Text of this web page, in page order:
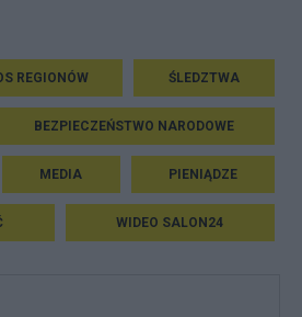
REGIONÓW ŚLEDZTWA
BEZPIECZEŃSTWO NARODOWE
MEDIA PIENIĄDZE
WIDEO SALON24